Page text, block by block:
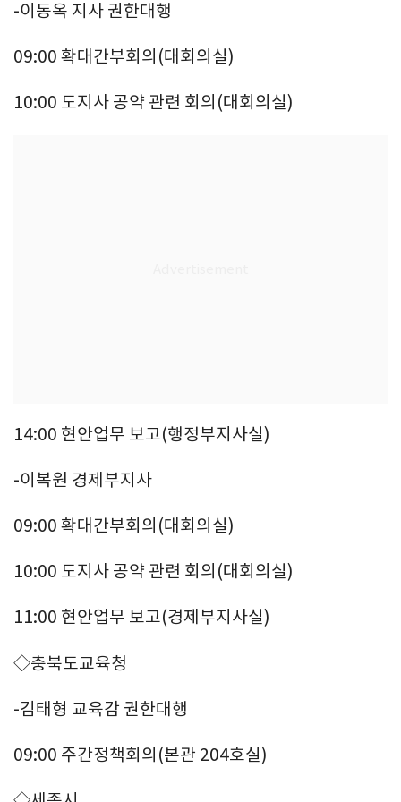
-이동옥 지사 권한대행
09:00 확대간부회의(대회의실)
10:00 도지사 공약 관련 회의(대회의실)
14:00 현안업무 보고(행정부지사실)
-이복원 경제부지사
09:00 확대간부회의(대회의실)
10:00 도지사 공약 관련 회의(대회의실)
11:00 현안업무 보고(경제부지사실)
◇충북도교육청
-김태형 교육감 권한대행
09:00 주간정책회의(본관 204호실)